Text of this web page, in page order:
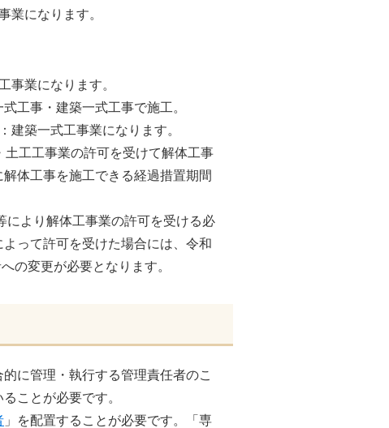
業になります。
業になります。
工事・建築一式工事で施工。
建築一式工事業になります。
工工事業の許可を受けて解体工事
体工事を施工できる経過措置期間
により解体工事業の許可を受ける必
って許可を受けた場合には、令和
の変更が必要となります。
に管理・執行する管理責任者のこ
ことが必要です。
」を配置することが必要です。「専